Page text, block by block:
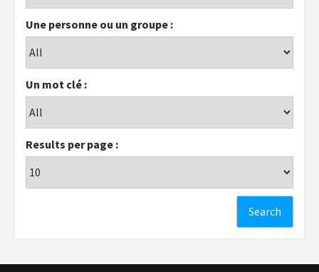
Une personne ou un groupe :
Un mot clé :
Results per page :